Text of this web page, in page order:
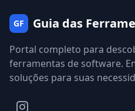
GF Guia das
Portal completo para
ferramentas de software.
soluções para suas